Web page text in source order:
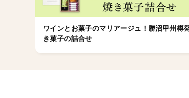
ワインとお菓子のマリアージュ！勝沼甲州樽
き菓子の詰合せ